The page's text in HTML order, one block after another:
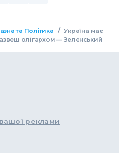
та Політика / Україна має
олігархом — Зеленський
реклами